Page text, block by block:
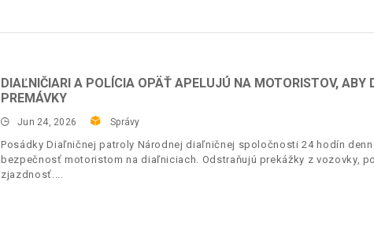
DIAĽNIČIARI A POLÍCIA OPÄŤ APELUJÚ NA MOTORISTOV, ABY
PREMÁVKY
Jun 24, 2026 Správy
Posádky Diaľničnej patroly Národnej diaľničnej spoločnosti 24 hodín
bezpečnosť motoristom na diaľniciach. Odstraňujú prekážky z vozovky,
zjazdnosť.